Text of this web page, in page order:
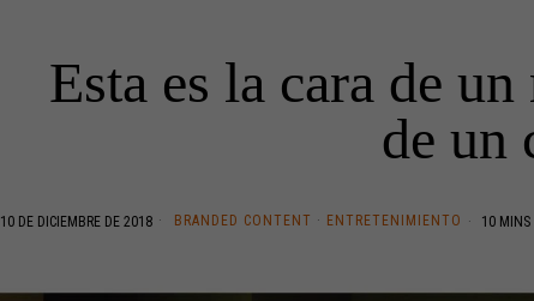
Esta es la cara de
de un
10 DE DICIEMBRE DE 2018 BRANDED CONTENT · ENTRETENIMIENTO 10 MINS